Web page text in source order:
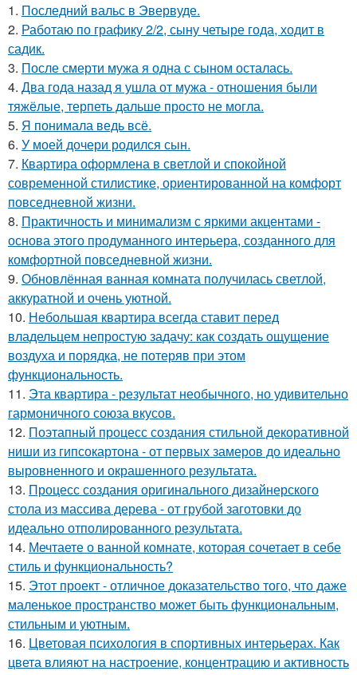
1. Последний вальс в Эвервуде.
2. Работаю по графику 2/2, сыну четыре года, ходит в
садик.
3. После смерти мужа я одна с сыном осталась.
4. Два года назад я ушла от мужа - отношения были
тяжёлые, терпеть дальше просто не могла.
5. Я понимала ведь всё.
6. У моей дочери родился сын.
7. Квартира оформлена в светлой и спокойной
современной стилистике, ориентированной на комфорт
повседневной жизни.
8. Практичность и минимализм с яркими акцентами -
основа этого продуманного интерьера, созданного для
комфортной повседневной жизни.
9. Обновлённая ванная комната получилась светлой,
аккуратной и очень уютной.
10. Небольшая квартира всегда ставит перед
владельцем непростую задачу: как создать ощущение
воздуха и порядка, не потеряв при этом
функциональность.
11. Эта квартира - результат необычного, но удивительно
гармоничного союза вкусов.
12. Поэтапный процесс создания стильной декоративной
ниши из гипсокартона - от первых замеров до идеально
выровненного и окрашенного результата.
13. Процесс создания оригинального дизайнерского
стола из массива дерева - от грубой заготовки до
идеально отполированного результата.
14. Мечтаете о ванной комнате, которая сочетает в себе
стиль и функциональность?
15. Этот проект - отличное доказательство того, что даже
маленькое пространство может быть функциональным,
стильным и уютным.
16. Цветовая психология в спортивных интерьерах. Как
цвета влияют на настроение, концентрацию и активность